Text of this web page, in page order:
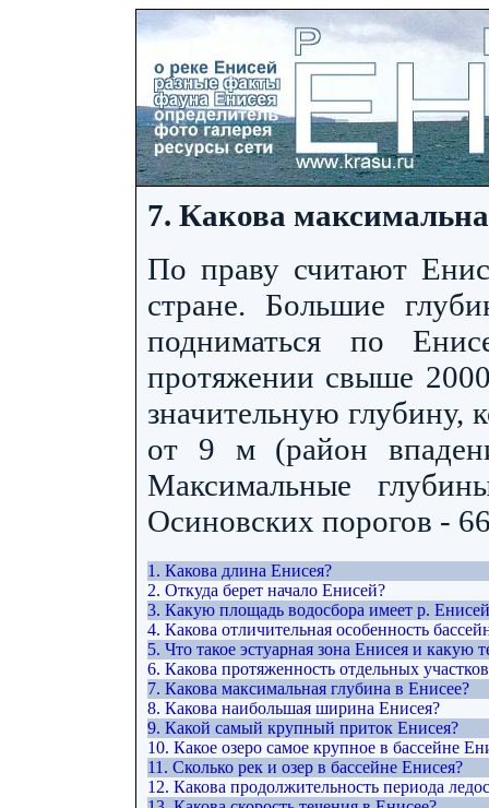
7. Какова
По праву считают
стране. Большие
подниматься по
протяжении свыше
значительную глубину,
от 9 м (район
Максимальные
Осиновских порогов -
1. Какова длина Енисея?
2. Откуда берет начало Енисей?
3. Какую площадь водосбора имеет р.
4. Какова отличительная особенность
5. Что такое эстуарная зона Енисея и какую
6. Какова протяженность отдельных
7. Какова максимальная глубина в Енисее?
8. Какова наибольшая ширина Енисея?
9. Какой самый крупный приток Енисея?
10. Какое озеро самое крупное в бассейне
11. Сколько рек и озер в бассейне Енисея?
12. Какова продолжительность периода